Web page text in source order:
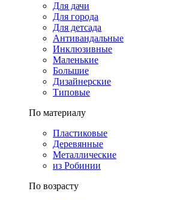
Для дачи
Для города
Для детсада
Антивандальные
Инклюзивные
Маленькие
Большие
Дизайнерские
Типовые
По материалу
Пластиковые
Деревянные
Металлические
из Робинии
По возрасту